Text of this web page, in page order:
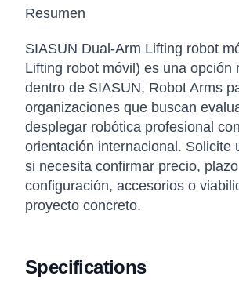
Resumen
SIASUN Dual-Arm Lifting robot
Lifting robot móvil) es una opción
dentro de SIASUN, Robot Arms
organizaciones que buscan
desplegar robótica profesional
orientación internacional. Solicite
si necesita confirmar precio,
configuración, accesorios o
proyecto concreto.
Specifications